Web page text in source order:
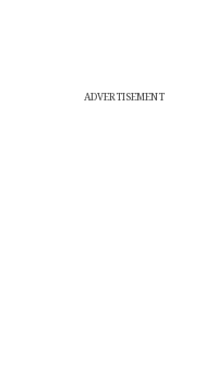
ADVERTISEMENT